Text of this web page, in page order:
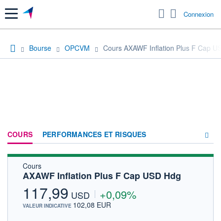
Menu Connexion
Bourse OPCVM Cours AXAWF Inflation Plus F Cap
COURS PERFORMANCES ET RISQUES
FORUM
Cours
AXAWF Inflation Plus F Cap USD Hdg
117,99 USD +0,09%
VALEUR INDICATIVE 102,08 EUR